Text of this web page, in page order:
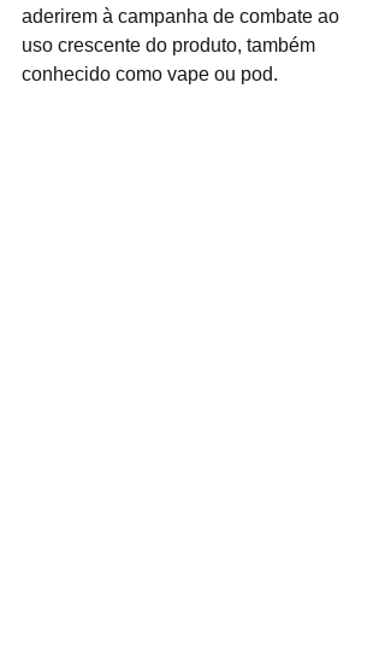
aderirem à campanha de combate ao
uso crescente do produto, também
conhecido como vape ou pod.